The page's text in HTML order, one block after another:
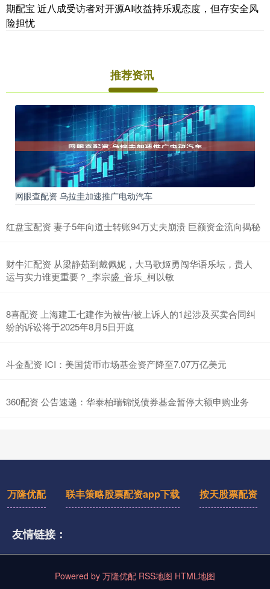
期配宝 近八成受访者对开源AI收益持乐观态度，但存安全风
险担忧
推荐资讯
网眼查配资 乌拉圭加速推广电动汽车
红盘宝配资 妻子5年向道士转账94万丈夫崩溃 巨额资金流向揭秘
财牛汇配资 从梁静茹到戴佩妮，大马歌姬勇闯华语乐坛，贵人
运与实力谁更重要？_李宗盛_音乐_柯以敏
8喜配资 上海建工七建作为被告/被上诉人的1起涉及买卖合同纠
纷的诉讼将于2025年8月5日开庭
斗金配资 ICI：美国货币市场基金资产降至7.07万亿美元
360配资 公告速递：华泰柏瑞锦悦债券基金暂停大额申购业务
万隆优配 联丰策略股票配资app下载 按天股票配资
友情链接：
Powered by 万隆优配 RSS地图 HTML地图